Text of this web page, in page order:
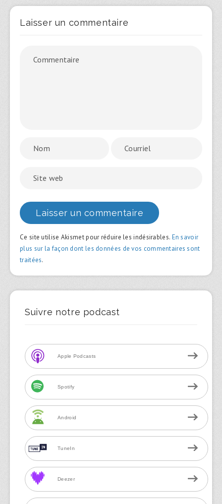
Laisser un commentaire
Ce site utilise Akismet pour réduire les indésirables. En savoir
plus sur la façon dont les données de vos commentaires sont
traitées.
Suivre notre podcast
Apple Podcasts
Spotify
Android
TuneIn
Deezer